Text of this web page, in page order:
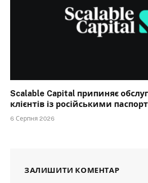
Scalable Capital припиняє
клієнтів із російськими
6 Серпня 2026
ЗАЛИШИТИ КОМЕНТАР